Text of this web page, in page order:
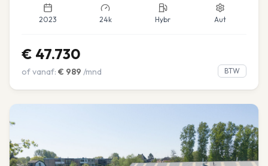
2023 24k Hybr Aut
€ 47.730
of vanaf: € 989 /mnd BTW